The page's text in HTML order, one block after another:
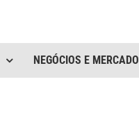
NEGÓCIOS E MERCADO